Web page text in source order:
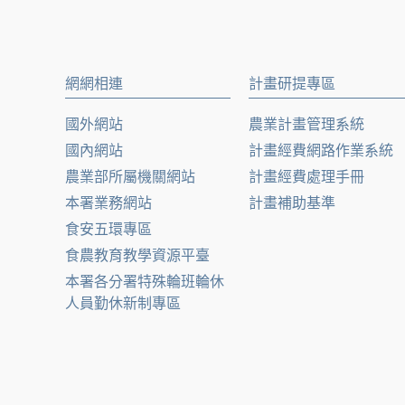
網網相連
國外網站
國內網站
農業部所屬機關網站
本署業務網站
食安五環專區
食農教育教學資源平臺
本署各分署特殊輪班輪休
人員勤休新制專區
計畫研提專區
農業計畫管理系統
計畫經費網路作業系統
計畫經費處理手冊
計畫補助基準